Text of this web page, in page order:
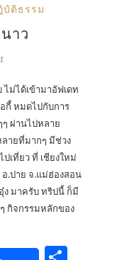
บัติธรรม
าว
ม่ได้เข้ามาอัฟเดท
กี้ หมดไปกับการ
ๆ ผ่านไปหลาย
ายที่มากๆ มีช่วง
เที่ยว ที่ เชียงใหม่
.ปาย จ.แม่ฮ่องสอน
ง มาครับ ทริปนี้ ก็มี
กิจกรรมหลักของ